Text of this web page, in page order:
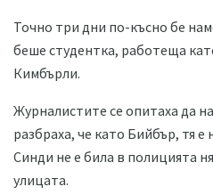
Точно три дни по-късно бе
беше студентка, работеща
Кимбърли.
Журналистите се опитаха да
разбраха, че като Бийбър, тя е
Синди не е била в полицията
улицата.